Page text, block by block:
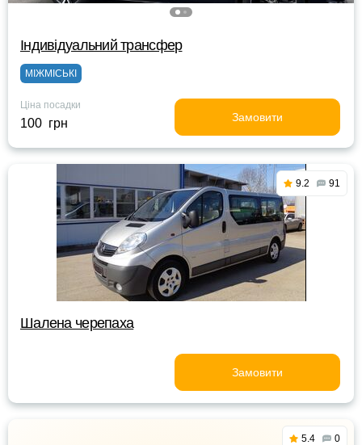
Індивідуальний трансфер
МІЖМІСЬКІ
Ціна посадки
100 грн Замовити
9.2 91
Шалена черепаха
Замовити
5.4 0